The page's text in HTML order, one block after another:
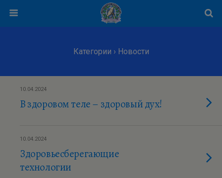
Категории › Новости
10.04.2024
В здоровом теле – здоровый дух!
10.04.2024
Здоровьесберегающие
технологии